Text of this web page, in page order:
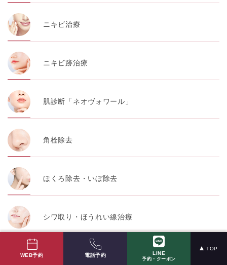
ニキビ治療
ニキビ跡治療
肌診断「ネオヴォワール」
角栓除去
ほくろ除去・いぼ除去
シワ取り・ほうれい線治療
WEB予約 電話予約 LINE
予約・クーポン
TOP